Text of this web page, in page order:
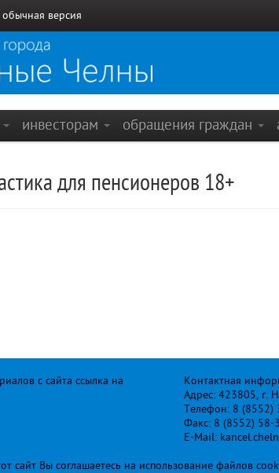
обычная версия
инвесторам обращения граждан
для пенсионеров 18+
с сайта ссылка на
Контактная
Адрес: 423805, г.
Телефон: 8 (8552)
Факс: 8 (8552) 58-
E-Mail:
сайт Вы соглашаетесь на использование файлов